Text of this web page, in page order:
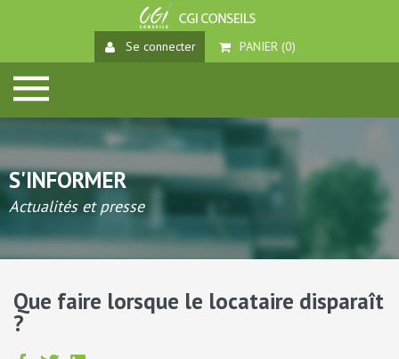
Se connecter PANIER (0)
S'INFORMER
Actualités et presse
Que faire lorsque le locataire disparaît
?